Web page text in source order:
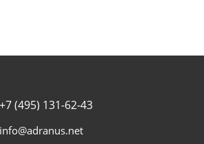
+7 (495) 131-62-43
info@adranus.net